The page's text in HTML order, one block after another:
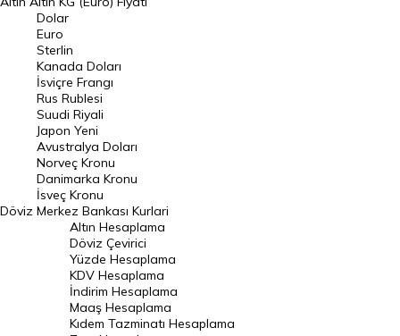
Euro Kuru
Pound Kuru
Frank Kuru
Riyal Kuru
Avustralya Doları
Danimarka Kronu Kuru
Kanada Doları Kuru
Norveç Kronu Kuru
İsveç Kronu Kuru
Japon Yeni Kuru
Serbest Piyasa Döviz Kurları
Merkez Bankası Döviz Kurları
Döviz
Dolar
Euro
Sterlin
Kanada Doları
İsviçre Frangı
Rus Rublesi
Suudi Riyali
Japon Yeni
Avustralya Doları
Norveç Kronu
Danimarka Kronu
İsveç Kronu
Merkez Bankası Kurlari
Altın Hesaplama
Döviz Çevirici
Yüzde Hesaplama
KDV Hesaplama
İndirim Hesaplama
Maaş Hesaplama
Kıdem Tazminatı Hesaplama